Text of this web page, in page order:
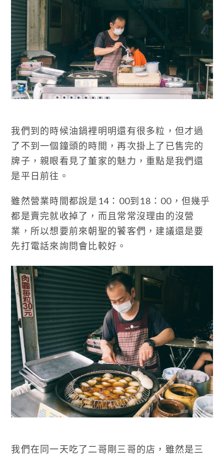
我們到的時候油鍋裡明明還有很多粒，但才過
了不到一個鐘頭的時間，再次掛上了已售完的
牌子，親眼看見了董家的魅力，重點是我們還
是平日前往。
雖然營業時間都說是14：00到18：00，但幾乎
都是賣完就收掉了，而且常常沒理由的沒營
業，所以想要前來朝聖的饕客們，建議還是要
先打電話來詢問會比較好。
我們在同一天吃了二哥剛三哥的店，雖然是三